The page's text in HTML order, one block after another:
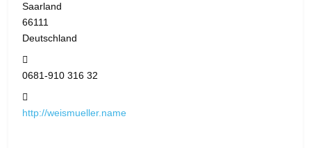
Saarland
66111
Deutschland
0681-910 316 32
http://weismueller.name